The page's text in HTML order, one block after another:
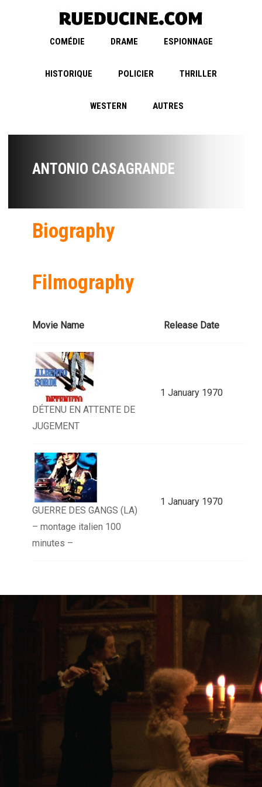
COMÉDIE DRAME ESPIONNAGE
HISTORIQUE POLICIER THRILLER
WESTERN AUTRES
ANTONIO CASAGRANDE
Biography
Filmography
Movie Name Release Date
DÉTENU EN ATTENTE DE
JUGEMENT
1 January 1970
GUERRE DES GANGS (LA)
– montage italien 100
minutes –
1 January 1970